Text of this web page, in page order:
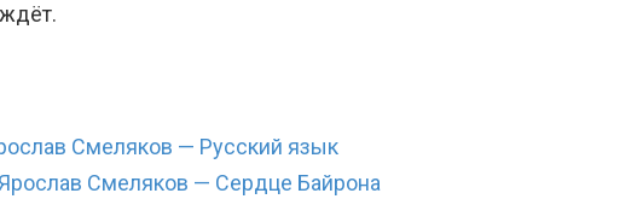
Смеляков — Русский язык
Ярослав Смеляков — Сердце Байрона